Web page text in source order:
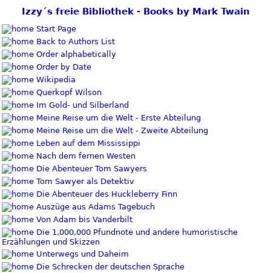
Izzy´s freie Bibliothek - Books by Mark Twain
Start Page
Back to Authors List
Order alphabetically
Order by Date
Wikipedia
Querkopf Wilson
Im Gold- und Silberland
Meine Reise um die Welt - Erste Abteilung
Meine Reise um die Welt - Zweite Abteilung
Leben auf dem Mississippi
Nach dem fernen Westen
Die Abenteuer Tom Sawyers
Tom Sawyer als Detektiv
Die Abenteuer des Huckleberry Finn
Auszüge aus Adams Tagebuch
Von Adam bis Vanderbilt
Die 1,000,000 Pfundnote und andere humoristische
Erzählungen und Skizzen
Unterwegs und Daheim
Die Schrecken der deutschen Sprache